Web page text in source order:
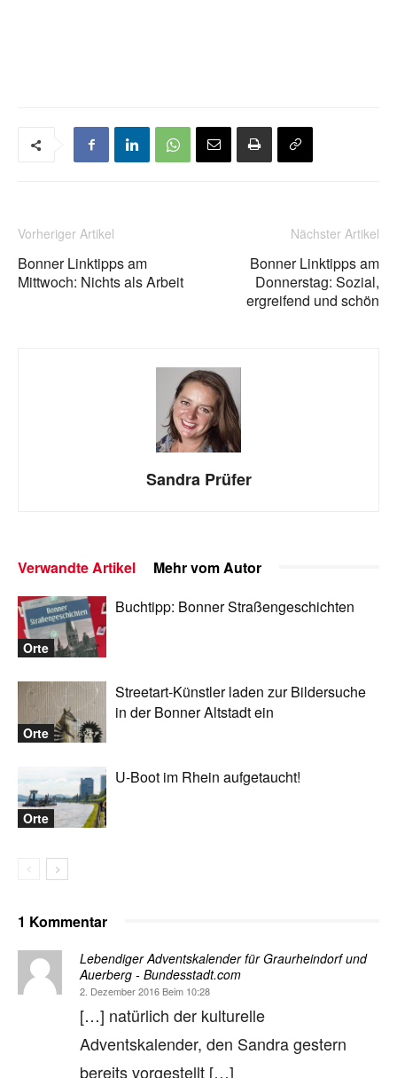
Vorheriger Artikel
Bonner Linktipps am
Mittwoch: Nichts als Arbeit
Nächster Artikel
Bonner Linktipps am
Donnerstag: Sozial,
ergreifend und schön
Sandra Prüfer
Verwandte Artikel Mehr vom Autor
Orte
Buchtipp: Bonner Straßengeschichten
Orte
Streetart-Künstler laden zur Bildersuche
in der Bonner Altstadt ein
Orte
U-Boot im Rhein aufgetaucht!
1 Kommentar
Lebendiger Adventskalender für Graurheindorf und
Auerberg - Bundesstadt.com
2. Dezember 2016 Beim 10:28
[…] natürlich der kulturelle
Adventskalender, den Sandra gestern
bereits vorgestellt […]